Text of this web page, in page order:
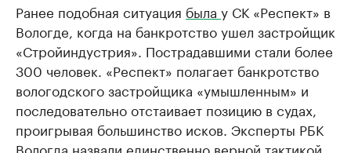
Ранее подобная ситуация была у СК «Респект» в
Вологде, когда на банкротство ушел застройщик
«Стройиндустрия». Пострадавшими стали более
300 человек. «Респект» полагает банкротство
вологодского застройщика «умышленным» и
последовательно отстаивает позицию в судах,
проигрывая большинство исков. Эксперты РБК
Вологда назвали единственно верной тактикой